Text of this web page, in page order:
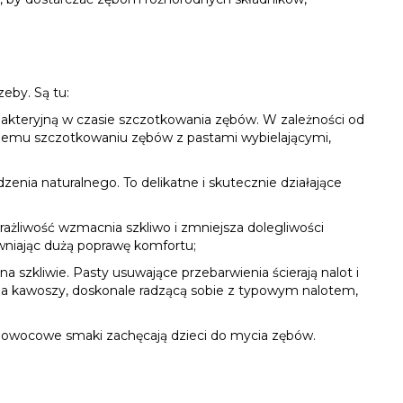
Są tu:
w czasie szczotkowania zębów. W zależności od
szczotkowaniu zębów z pastami wybielającymi,
naturalnego. To delikatne i skutecznie działające
wzmacnia szkliwo i zmniejsza dolegliwości
dużą poprawę komfortu;
szkliwie. Pasty usuwające przebarwienia ścierają nalot i
kawoszy, doskonale radzącą sobie z typowym nalotem,
smaki zachęcają dzieci do mycia zębów.